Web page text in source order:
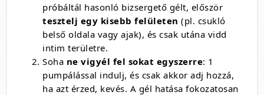
próbáltál hasonló bizsergető gélt, először
tesztelj egy kisebb felületen (pl. csukló
belső oldala vagy ajak), és csak utána vidd
intim területre.
Soha ne vigyél fel sokat egyszerre: 1
pumpálással indulj, és csak akkor adj hozzá,
ha azt érzed, kevés. A gél hatása fokozatosan